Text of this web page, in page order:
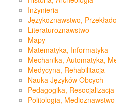
Inżynieria
Językoznawstwo,
Literaturoznawstwo
Mapy
Matematyka, Informatyka
Mechanika, Automatyka,
Medycyna, Rehabilitacja
Nauka Języków Obcych
Pedagogika, Resocjalizacja
Politologia, Medioznawstwo